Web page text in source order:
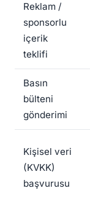
Reklam /
sponsorlu
içerik
teklifi
Basın
bülteni
gönderimi
Kişisel veri
(KVKK)
başvurusu